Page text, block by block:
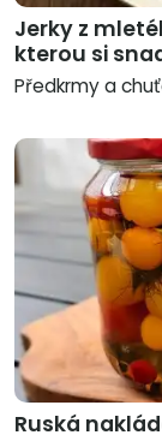
Jerky z
kterou si
Předkrmy a
Ruská